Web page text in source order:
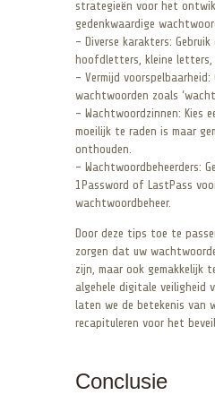
strategieën voor het
gedenkwaardige
– Diverse karakters:
hoofdletters, kleine letters,
– Vermijd voorspelbaarheid:
wachtwoorden zoals
– Wachtwoordzinnen: Kies
moeilijk te raden is maar
onthouden.
– Wachtwoordbeheerders:
1Password of LastPass
wachtwoordbeheer.
Door deze tips toe te
zorgen dat uw
zijn, maar ook gemakkelijk
algehele digitale veiligheid
laten we de betekenis van
recapituleren voor het
Conclusie